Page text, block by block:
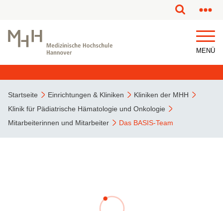
MENÜ
Startseite Einrichtungen & Kliniken
Kliniken der MHH
Klinik für Pädiatrische Hämatologie und Onkologie
Mitarbeiterinnen und Mitarbeiter
Das BASIS-Team